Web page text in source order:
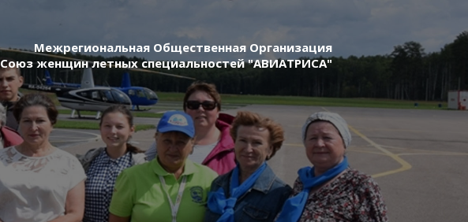
Межрегиональная Общественная Организация
Союз женщин летных специальностей "АВИАТРИСА"